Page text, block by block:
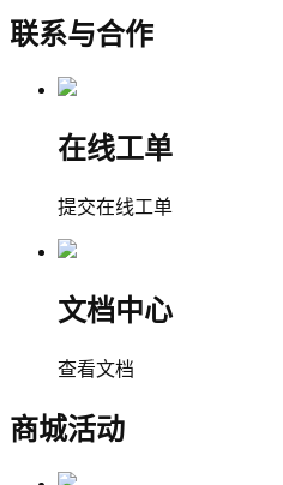
联系与合作
在线工单
提交在线工单
文档中心
查看文档
商城活动